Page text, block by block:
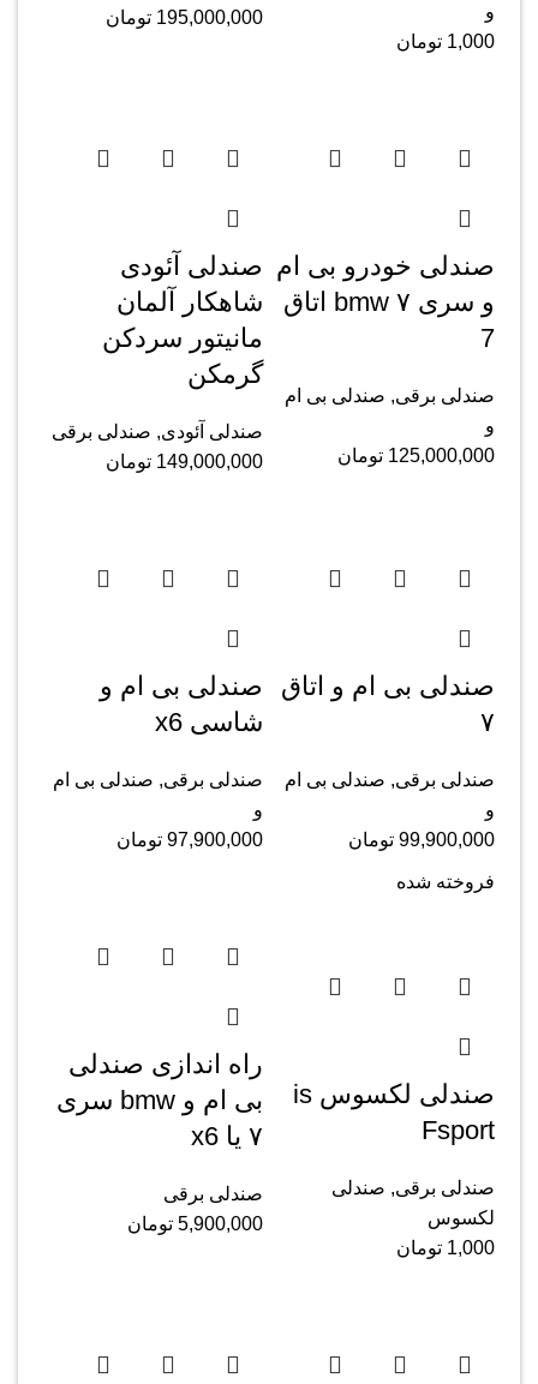
و
1,000 تومان
195,000,000 تومان
صندلی خودرو بی ام
و سری ۷ bmw اتاق
‌7
صندلی برقی, صندلی بی ام
و
125,000,000 تومان
صندلی آئودی
شاهکار آلمان
مانیتور سردکن
گرمکن
صندلی آئودی, صندلی برقی
149,000,000 تومان
صندلی بی ام و اتاق
۷
صندلی برقی, صندلی بی ام
و
99,900,000 تومان
صندلی بی ام و
شاسی x6
صندلی برقی, صندلی بی ام
و
97,900,000 تومان
فروخته شده
صندلی لکسوس is
Fsport
صندلی برقی, صندلی
لکسوس
1,000 تومان
راه اندازی صندلی
بی ام و bmw سری
۷ یا x6
صندلی برقی
5,900,000 تومان